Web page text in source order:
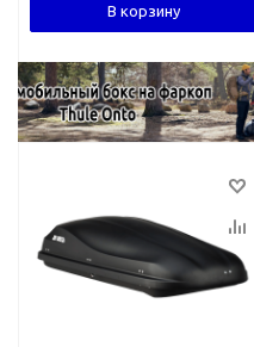
В корзину